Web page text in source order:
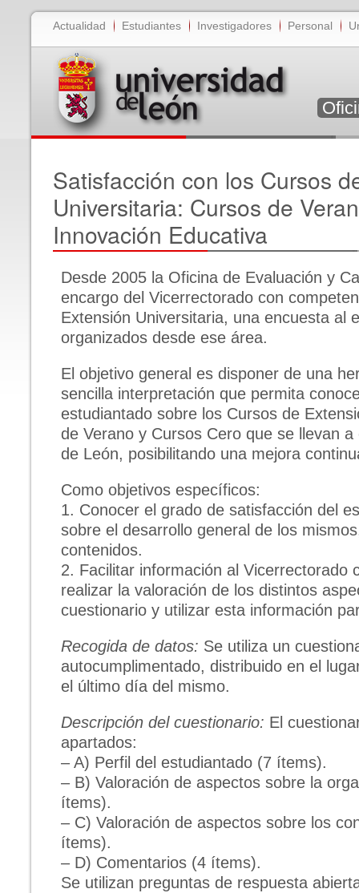
Actualidad Estudiantes Investigadores Personal
Satisfacción con los Cursos
Universitaria: Cursos de
Innovación Educativa
Desde 2005 la Oficina de Evaluación y
encargo del Vicerrectorado con
Extensión Universitaria, una encuesta al
organizados desde ese área.
El objetivo general es disponer de una
sencilla interpretación que permita
estudiantado sobre los Cursos de
de Verano y Cursos Cero que se llevan
de León, posibilitando una mejora
Como objetivos específicos:
1. Conocer el grado de satisfacción del
sobre el desarrollo general de los
contenidos.
2. Facilitar información al Vicerrectorado
realizar la valoración de los distintos
cuestionario y utilizar esta información
Recogida de datos: Se utiliza un
autocumplimentado, distribuido en el
el último día del mismo.
Descripción del cuestionario: El
apartados:
– A) Perfil del estudiantado (7 ítems).
– B) Valoración de aspectos sobre la
ítems).
– C) Valoración de aspectos sobre los
ítems).
– D) Comentarios (4 ítems).
Se utilizan preguntas de respuesta